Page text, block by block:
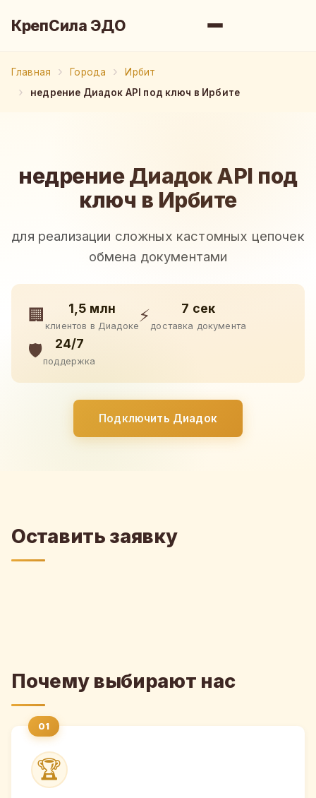
КрепСила ЭДО
Главная Города
Ирбит
недрение Диадок API под ключ в Ирбите
недрение Диадок API под
ключ в Ирбите
для реализации сложных кастомных цепочек
обмена документами
🏢 1,5 млн
клиентов в Диадоке
⚡ 7 сек
доставка документа
🛡️ 24/7
поддержка
Подключить Диадок
Оставить заявку
Почему выбирают нас
🏆